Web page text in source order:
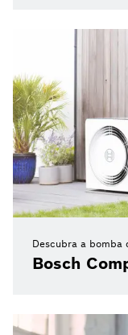
Descubra a bomba
Bosch